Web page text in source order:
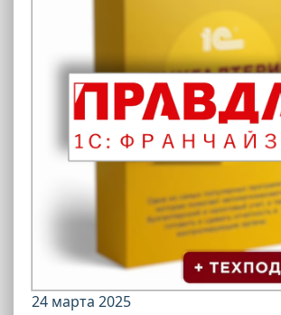
24 марта 2025